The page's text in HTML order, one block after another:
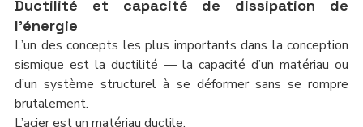
Ductilité et capacité de dissipation de
l’énergie
L’un des concepts les plus importants dans la conception
sismique est la ductilité — la capacité d’un matériau ou
d’un système structurel à se déformer sans se rompre
brutalement.
L’acier est un matériau ductile.